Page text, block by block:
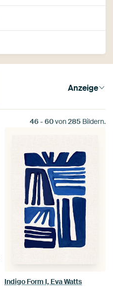
Anzeige
46- 60von285 Bildern.
Indigo Form I, Eva Watts